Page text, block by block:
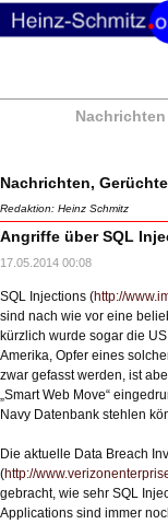
Nachrichten
Nachrichten,
Redaktion: Heinz Schmitz
Angriffe über SQL
17.05.2014 00:08
SQL Injections (http://
sind nach wie vor eine
kürzlich wurde sogar die
Amerika, Opfer eines
zwar gefasst werden, ist
„Smart Web Move“
Navy Datenbank stehlen
Die aktuelle Data Breach
(http://
gebracht, wie sehr SQL
Applications sind immer